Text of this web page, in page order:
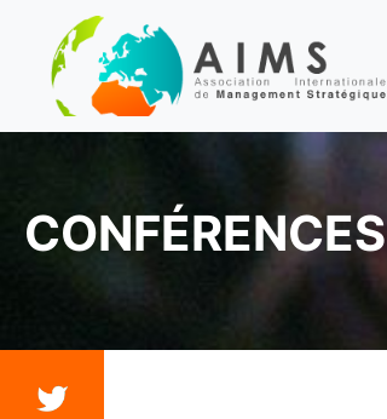
CONFÉRENCES